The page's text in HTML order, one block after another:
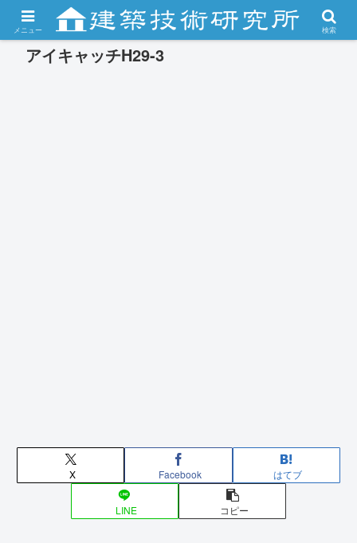
アイキャッチH29-3
X Facebook はてブ
LINE コピー
メニュー 検索